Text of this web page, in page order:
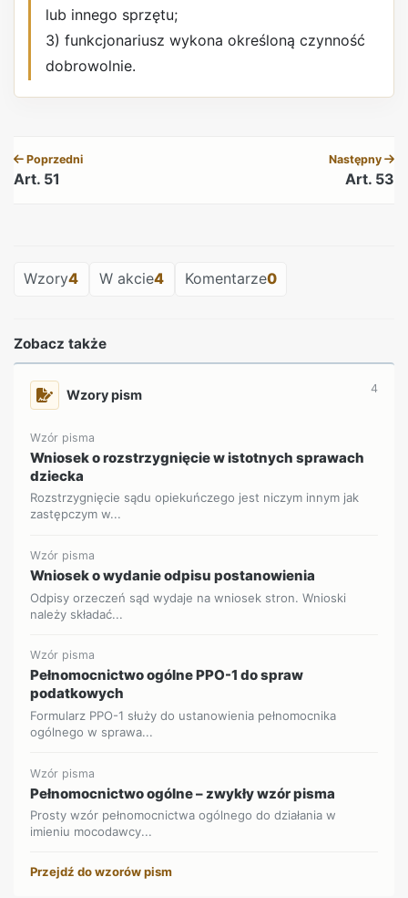
lub innego sprzętu;
3) funkcjonariusz wykona określoną czynność
dobrowolnie.
Poprzedni
Art. 51
Następny
Art. 53
Wzory4 W akcie4 Komentarze0
Zobacz także
Wzory pism 4
Wzór pisma
Wniosek o rozstrzygnięcie w istotnych sprawach
dziecka
Rozstrzygnięcie sądu opiekuńczego jest niczym innym jak
zastępczym w...
Wzór pisma
Wniosek o wydanie odpisu postanowienia
Odpisy orzeczeń sąd wydaje na wniosek stron. Wnioski
należy składać...
Wzór pisma
Pełnomocnictwo ogólne PPO-1 do spraw
podatkowych
Formularz PPO-1 służy do ustanowienia pełnomocnika
ogólnego w sprawa...
Wzór pisma
Pełnomocnictwo ogólne – zwykły wzór pisma
Prosty wzór pełnomocnictwa ogólnego do działania w
imieniu mocodawcy...
Przejdź do wzorów pism